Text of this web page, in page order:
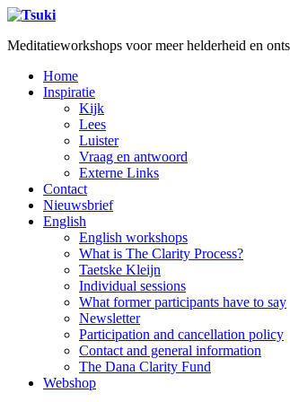
Meditatieworkshops voor meer helderheid en
Home
Inspiratie
Kijk
Lees
Luister
Vraag en antwoord
Externe Links
Contact
Nieuwsbrief
English
English workshops
What is The Clarity Process?
Taetske Kleijn
Individual sessions
What former participants have to say
Newsletter
Participation and cancellation policy
Contact and general information
The Dana Clarity Fund
Webshop